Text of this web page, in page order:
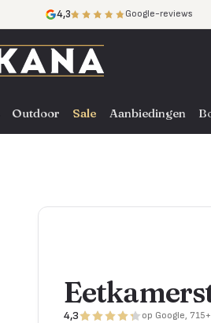
4,3 Google-reviews
Outdoor Sale Aanbiedingen
4,3 op Google,